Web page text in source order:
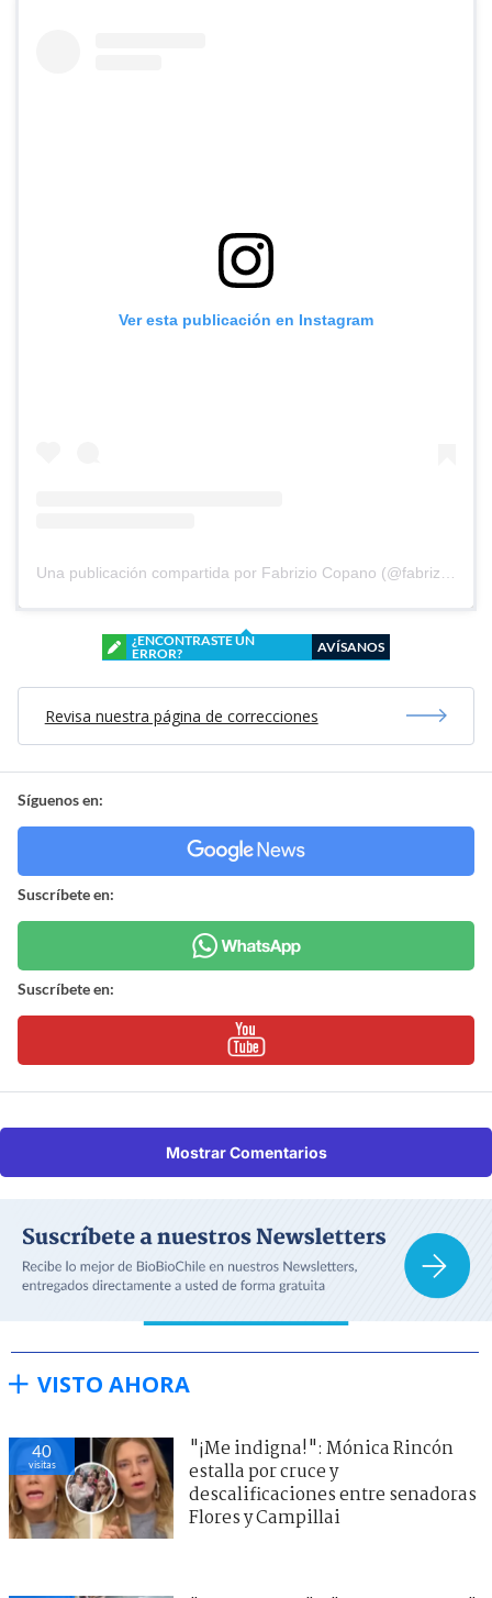
Ver esta publicación en Instagram
¿ENCONTRASTE UN
ERROR?
AVÍSANOS
Revisa nuestra página de correcciones
Síguenos en:
Suscríbete en:
Suscríbete en:
Mostrar Comentarios
VISTO AHORA
40
visitas
"¡Me indigna!": Mónica Rincón
estalla por cruce y
descalificaciones entre senadoras
Flores y Campillai